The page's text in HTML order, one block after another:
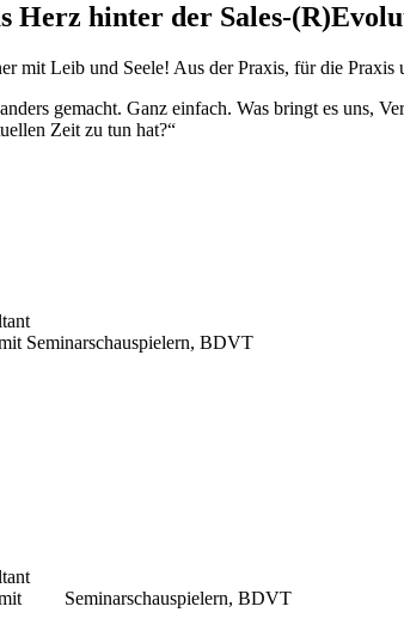
Herz hinter der Sales-
mit Leib und Seele! Aus der Praxis, für die Praxis
gemacht. Ganz einfach. Was bringt es uns,
Zeit zu tun hat?“
Seminarschauspielern, BDVT
mit Seminarschauspielern, BDVT